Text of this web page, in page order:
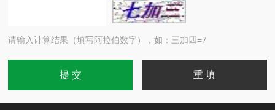
请输入计算结果（填写阿拉伯数字），如：三加四=7